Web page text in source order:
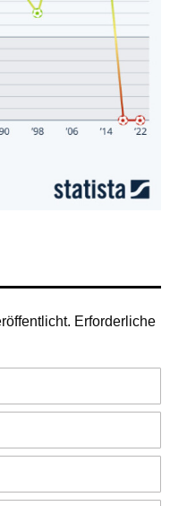
Erforderliche